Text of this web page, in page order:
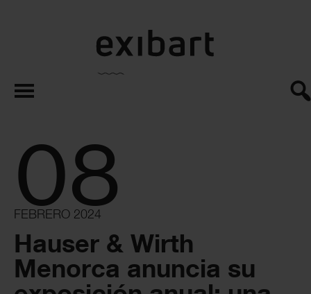
exibart.es
08
FEBRERO 2024
Hauser & Wirth
Menorca anuncia su